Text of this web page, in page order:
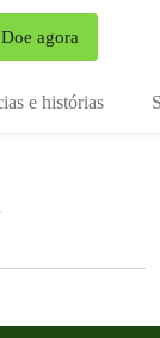
Doe agora
e histórias